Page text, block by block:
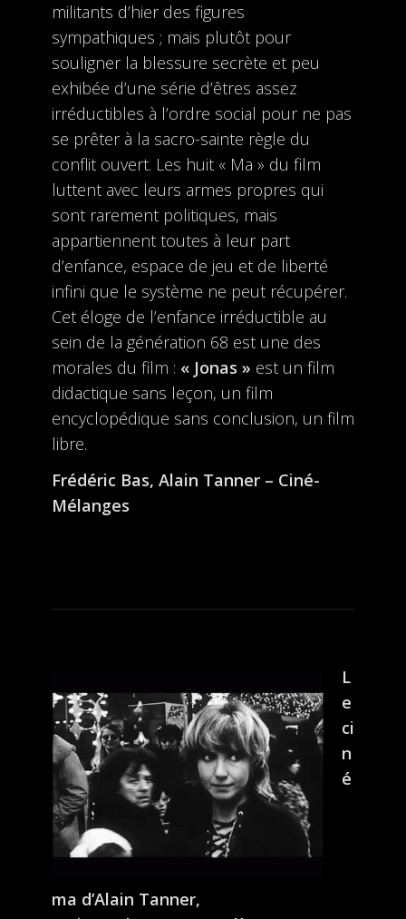
militants d’hier des figures
sympathiques ; mais plutôt pour
souligner la blessure secrète et peu
exhibée d’une série d’êtres assez
irréductibles à l’ordre social pour ne pas
se prêter à la sacro-sainte règle du
conflit ouvert. Les huit « Ma » du film
luttent avec leurs armes propres qui
sont rarement politiques, mais
appartiennent toutes à leur part
d’enfance, espace de jeu et de liberté
infini que le système ne peut récupérer.
Cet éloge de l’enfance irréductible au
sein de la génération 68 est une des
morales du film : « Jonas » est un film
didactique sans leçon, un film
encyclopédique sans conclusion, un film
libre.
Frédéric Bas, Alain Tanner – Ciné-
Mélanges
L
e
ci
n
é
ma d’Alain Tanner,